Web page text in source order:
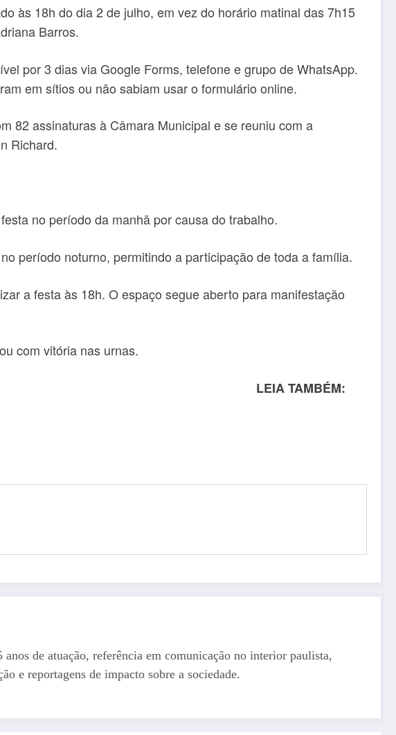
às 18h do dia 2 de julho, em vez do horário matinal das 7h15
Barros.
por 3 dias via Google Forms, telefone e grupo de WhatsApp.
em sítios ou não sabiam usar o formulário online.
82 assinaturas à Câmara Municipal e se reuniu com a
Richard.
no período da manhã por causa do trabalho.
período noturno, permitindo a participação de toda a família.
a festa às 18h. O espaço segue aberto para manifestação
com vitória nas urnas.
LEIA TAMBÉM:
de atuação, referência em comunicação no interior paulista,
e reportagens de impacto sobre a sociedade.